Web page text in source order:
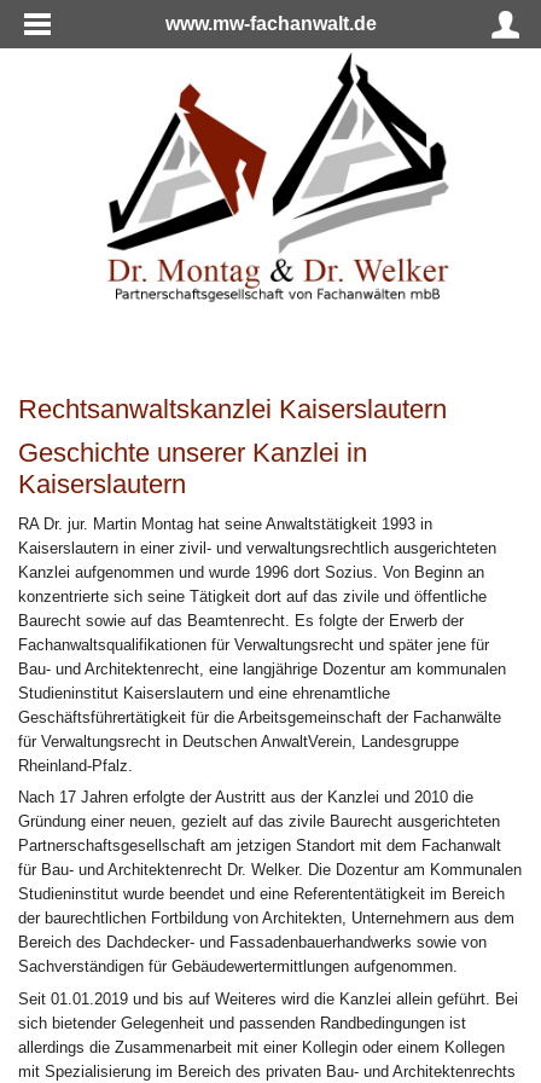
www.mw-fachanwalt.de
Rechtsanwaltskanzlei Kaiserslautern
Geschichte unserer Kanzlei in
Kaiserslautern
RA Dr. jur. Martin Montag hat seine Anwaltstätigkeit 1993 in
Kaiserslautern in einer zivil- und verwaltungsrechtlich ausgerichteten
Kanzlei aufgenommen und wurde 1996 dort Sozius. Von Beginn an
konzentrierte sich seine Tätigkeit dort auf das zivile und öffentliche
Baurecht sowie auf das Beamtenrecht. Es folgte der Erwerb der
Fachanwaltsqualifikationen für Verwaltungsrecht und später jene für
Bau- und Architektenrecht, eine langjährige Dozentur am kommunalen
Studieninstitut Kaiserslautern und eine ehrenamtliche
Geschäftsführertätigkeit für die Arbeitsgemeinschaft der Fachanwälte
für Verwaltungsrecht in Deutschen AnwaltVerein, Landesgruppe
Rheinland-Pfalz.
Nach 17 Jahren erfolgte der Austritt aus der Kanzlei und 2010 die
Gründung einer neuen, gezielt auf das zivile Baurecht ausgerichteten
Partnerschaftsgesellschaft am jetzigen Standort mit dem Fachanwalt
für Bau- und Architektenrecht Dr. Welker. Die Dozentur am Kommunalen
Studieninstitut wurde beendet und eine Referententätigkeit im Bereich
der baurechtlichen Fortbildung von Architekten, Unternehmern aus dem
Bereich des Dachdecker- und Fassadenbauerhandwerks sowie von
Sachverständigen für Gebäudewertermittlungen aufgenommen.
Seit 01.01.2019 und bis auf Weiteres wird die Kanzlei allein geführt. Bei
sich bietender Gelegenheit und passenden Randbedingungen ist
allerdings die Zusammenarbeit mit einer Kollegin oder einem Kollegen
mit Spezialisierung im Bereich des privaten Bau- und Architektenrechts